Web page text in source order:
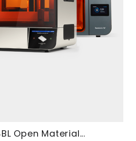
Open Material...